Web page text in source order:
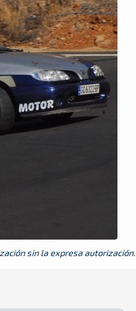
sin la expresa autorización.